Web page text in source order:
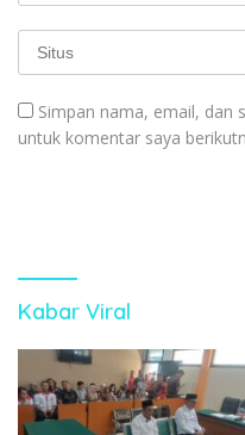
Simpan nama, email, dan
untuk komentar saya
Kabar Viral